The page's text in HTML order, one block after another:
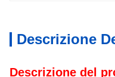
Descrizione
Descrizione del